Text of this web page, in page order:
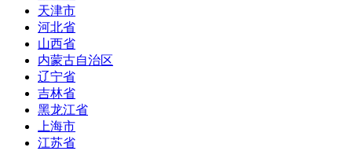
天津市
河北省
山西省
内蒙古自治区
辽宁省
吉林省
黑龙江省
上海市
江苏省